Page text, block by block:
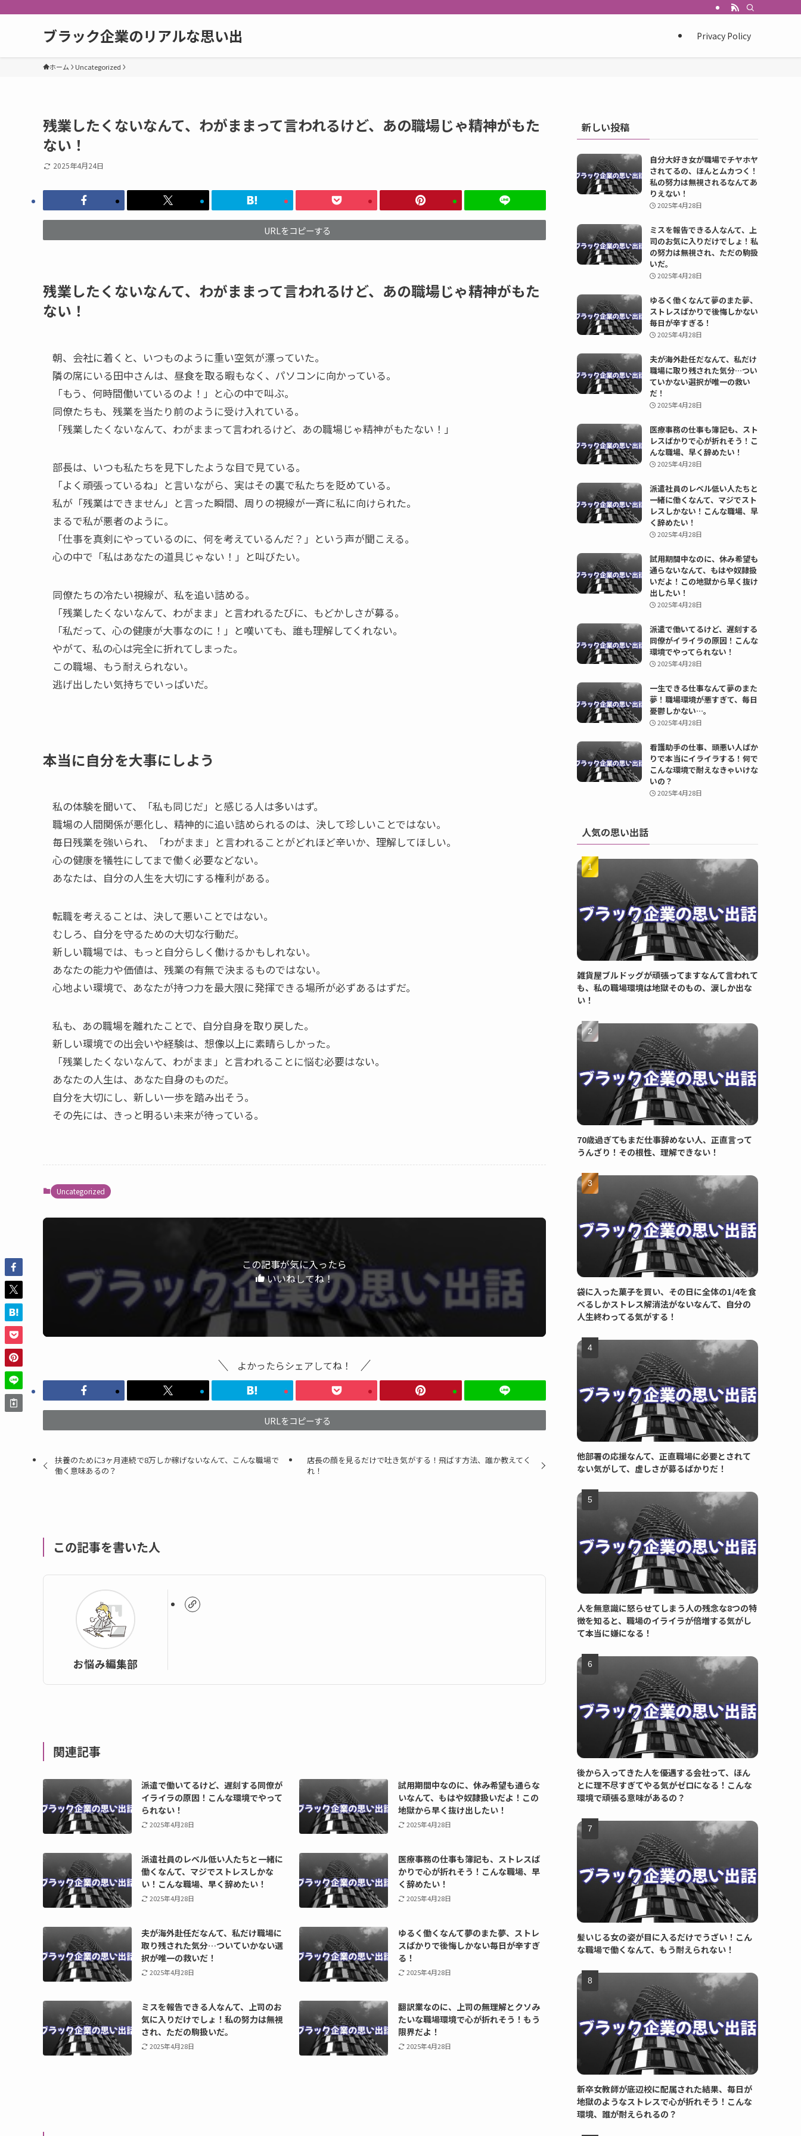
ブラック企業のリアルな思い出 Privacy Policy
ホーム Uncategorized
残業したくないなんて、わがままって言われるけど、あの職場じゃ精神がもた
ない！
2025年4月24日
URLをコピーする
残業したくないなんて、わがままって言われるけど、あの職場じゃ精神がもた
ない！
朝、会社に着くと、いつものように重い空気が漂っていた。
隣の席にいる田中さんは、昼食を取る暇もなく、パソコンに向かっている。
「もう、何時間働いているのよ！」と心の中で叫ぶ。
同僚たちも、残業を当たり前のように受け入れている。
「残業したくないなんて、わがままって言われるけど、あの職場じゃ精神がもたない！」
部長は、いつも私たちを見下したような目で見ている。
「よく頑張っているね」と言いながら、実はその裏で私たちを貶めている。
私が「残業はできません」と言った瞬間、周りの視線が一斉に私に向けられた。
まるで私が悪者のように。
「仕事を真剣にやっているのに、何を考えているんだ？」という声が聞こえる。
心の中で「私はあなたの道具じゃない！」と叫びたい。
同僚たちの冷たい視線が、私を追い詰める。
「残業したくないなんて、わがまま」と言われるたびに、もどかしさが募る。
「私だって、心の健康が大事なのに！」と嘆いても、誰も理解してくれない。
やがて、私の心は完全に折れてしまった。
この職場、もう耐えられない。
逃げ出したい気持ちでいっぱいだ。
本当に自分を大事にしよう
私の体験を聞いて、「私も同じだ」と感じる人は多いはず。
職場の人間関係が悪化し、精神的に追い詰められるのは、決して珍しいことではない。
毎日残業を強いられ、「わがまま」と言われることがどれほど辛いか、理解してほしい。
心の健康を犠牲にしてまで働く必要などない。
あなたは、自分の人生を大切にする権利がある。
転職を考えることは、決して悪いことではない。
むしろ、自分を守るための大切な行動だ。
新しい職場では、もっと自分らしく働けるかもしれない。
あなたの能力や価値は、残業の有無で決まるものではない。
心地よい環境で、あなたが持つ力を最大限に発揮できる場所が必ずあるはずだ。
私も、あの職場を離れたことで、自分自身を取り戻した。
新しい環境での出会いや経験は、想像以上に素晴らしかった。
「残業したくないなんて、わがまま」と言われることに悩む必要はない。
あなたの人生は、あなた自身のものだ。
自分を大切にし、新しい一歩を踏み出そう。
その先には、きっと明るい未来が待っている。
Uncategorized
この記事が気に入ったら
いいねしてね！
よかったらシェアしてね！
URLをコピーする
扶養のために3ヶ月連続で8万しか稼げないなんて、こんな職場で
働く意味あるの？
店長の顔を見るだけで吐き気がする！飛ばす方法、誰か教えてく
れ！
この記事を書いた人
お悩み編集部
関連記事
派遣で働いてるけど、遅刻する同僚が
イライラの原因！こんな環境でやって
られない！
2025年4月28日
試用期間中なのに、休み希望も通らな
いなんて、もはや奴隷扱いだよ！この
地獄から早く抜け出したい！
2025年4月28日
派遣社員のレベル低い人たちと一緒に
働くなんて、マジでストレスしかな
い！こんな職場、早く辞めたい！
2025年4月28日
医療事務の仕事も簿記も、ストレスば
かりで心が折れそう！こんな職場、早
く辞めたい！
2025年4月28日
夫が海外赴任だなんて、私だけ職場に
取り残された気分…ついていかない選
択が唯一の救いだ！
2025年4月28日
ゆるく働くなんて夢のまた夢、ストレ
スばかりで後悔しかない毎日が辛すぎ
る！
2025年4月28日
ミスを報告できる人なんて、上司のお
気に入りだけでしょ！私の努力は無視
され、ただの駒扱いだ。
2025年4月28日
翻訳業なのに、上司の無理解とクソみ
たいな職場環境で心が折れそう！もう
限界だよ！
2025年4月28日
新しい投稿
自分大好き女が職場でチヤホヤ
されてるの、ほんとムカつく！
私の努力は無視されるなんてあ
りえない！
2025年4月28日
ミスを報告できる人なんて、上
司のお気に入りだけでしょ！私
の努力は無視され、ただの駒扱
いだ。
2025年4月28日
ゆるく働くなんて夢のまた夢、
ストレスばかりで後悔しかない
毎日が辛すぎる！
2025年4月28日
夫が海外赴任だなんて、私だけ
職場に取り残された気分…つい
ていかない選択が唯一の救い
だ！
2025年4月28日
医療事務の仕事も簿記も、スト
レスばかりで心が折れそう！こ
んな職場、早く辞めたい！
2025年4月28日
派遣社員のレベル低い人たちと
一緒に働くなんて、マジでスト
レスしかない！こんな職場、早
く辞めたい！
2025年4月28日
試用期間中なのに、休み希望も
通らないなんて、もはや奴隷扱
いだよ！この地獄から早く抜け
出したい！
2025年4月28日
派遣で働いてるけど、遅刻する
同僚がイライラの原因！こんな
環境でやってられない！
2025年4月28日
一生できる仕事なんて夢のまた
夢！職場環境が悪すぎて、毎日
憂鬱しかない…。
2025年4月28日
看護助手の仕事、頭悪い人ばか
りで本当にイライラする！何で
こんな環境で耐えなきゃいけな
いの？
2025年4月28日
人気の思い出話
雑貨屋ブルドッグが頑張ってますなんて言われて
も、私の職場環境は地獄そのもの、涙しか出な
い！
70歳過ぎてもまだ仕事辞めない人、正直言って
うんざり！その根性、理解できない！
袋に入った菓子を買い、その日に全体の1/4を食
べるしかストレス解消法がないなんて、自分の
人生終わってる気がする！
他部署の応援なんて、正直職場に必要とされて
ない気がして、虚しさが募るばかりだ！
人を無意識に怒らせてしまう人の残念な8つの特
徴を知ると、職場のイライラが倍増する気がし
て本当に嫌になる！
後から入ってきた人を優遇する会社って、ほん
とに理不尽すぎてやる気がゼロになる！こんな
環境で頑張る意味があるの？
髪いじる女の姿が目に入るだけでうざい！こん
な職場で働くなんて、もう耐えられない！
新卒女教師が底辺校に配属された結果、毎日が
地獄のようなストレスで心が折れそう！こんな
環境、誰が耐えられるの？